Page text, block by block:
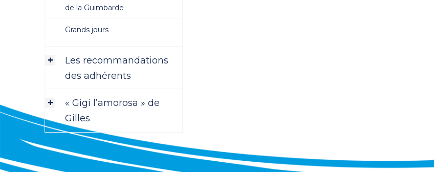
de la Guimbarde
Grands jours
Les recommandations
des adhérents
« Gigi l’amorosa » de
Gilles